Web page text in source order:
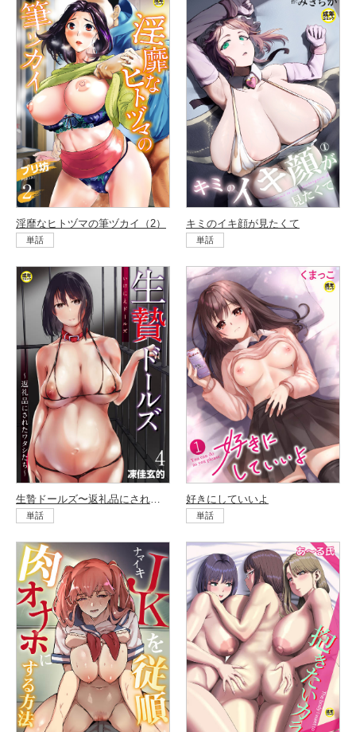
淫靡なヒトヅマの筆ヅカイ（2）
単話
キミのイキ顔が見たくて
単話
生贄ドールズ〜返礼品にされたワタシたち〜（4）
単話
好きにしていいよ
単話